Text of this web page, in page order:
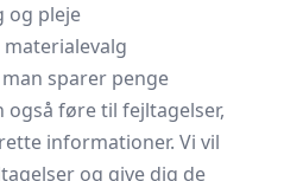
og pleje
materialevalg
sparer penge
også føre til fejltagelser,
informationer. Vi vil
og give dig de